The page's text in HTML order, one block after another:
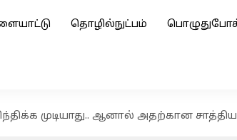
தொழில்நுட்பம்
முடியாது.. ஆனால் அதற்கான